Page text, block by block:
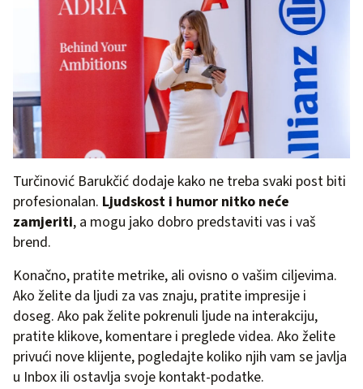
Turčinović Barukčić dodaje kako ne treba svaki post biti
profesionalan. Ljudskost i humor nitko neće
zamjeriti, a mogu jako dobro predstaviti vas i vaš
brend.
Konačno, pratite metrike, ali ovisno o vašim ciljevima.
Ako želite da ljudi za vas znaju, pratite impresije i
doseg. Ako pak želite pokrenuli ljude na interakciju,
pratite klikove, komentare i preglede videa. Ako želite
privući nove klijente, pogledajte koliko njih vam se javlja
u Inbox ili ostavlja svoje kontakt-podatke.